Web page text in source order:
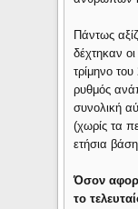
Πάντως
δέχτηκαν
τρίμηνο
ρυθμός
συνολική
(χωρίς τα
ετήσια
Όσον
το